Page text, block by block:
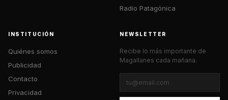
Radio Patagónica
INSTITUCIÓN
Quiénes somos
Publicidad
Contacto
Privacidad
NEWSLETTER
Recibe lo más importante de
Magallanes cada mañana.